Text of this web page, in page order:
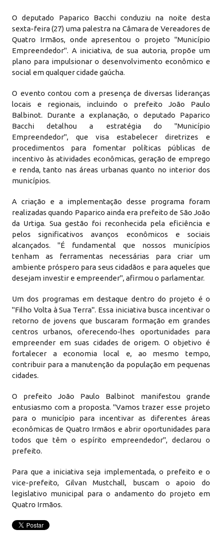
O deputado Paparico Bacchi conduziu na noite desta
sexta-feira (27) uma palestra na Câmara de Vereadores de
Quatro Irmãos, onde apresentou o projeto "Município
Empreendedor". A iniciativa, de sua autoria, propõe um
plano para impulsionar o desenvolvimento econômico e
social em qualquer cidade gaúcha.
O evento contou com a presença de diversas lideranças
locais e regionais, incluindo o prefeito João Paulo
Balbinot. Durante a explanação, o deputado Paparico
Bacchi detalhou a estratégia do "Município
Empreendedor", que visa estabelecer diretrizes e
procedimentos para fomentar políticas públicas de
incentivo às atividades econômicas, geração de emprego
e renda, tanto nas áreas urbanas quanto no interior dos
municípios.
A criação e a implementação desse programa foram
realizadas quando Paparico ainda era prefeito de São João
da Urtiga. Sua gestão foi reconhecida pela eficiência e
pelos significativos avanços econômicos e sociais
alcançados. "É fundamental que nossos municípios
tenham as ferramentas necessárias para criar um
ambiente próspero para seus cidadãos e para aqueles que
desejam investir e empreender", afirmou o parlamentar.
Um dos programas em destaque dentro do projeto é o
"Filho Volta à Sua Terra". Essa iniciativa busca incentivar o
retorno de jovens que buscaram formação em grandes
centros urbanos, oferecendo-lhes oportunidades para
empreender em suas cidades de origem. O objetivo é
fortalecer a economia local e, ao mesmo tempo,
contribuir para a manutenção da população em pequenas
cidades.
O prefeito João Paulo Balbinot manifestou grande
entusiasmo com a proposta. "Vamos trazer esse projeto
para o município para incentivar as diferentes áreas
econômicas de Quatro Irmãos e abrir oportunidades para
todos que têm o espírito empreendedor", declarou o
prefeito.
Para que a iniciativa seja implementada, o prefeito e o
vice-prefeito, Gilvan Mustchall, buscam o apoio do
legislativo municipal para o andamento do projeto em
Quatro Irmãos.